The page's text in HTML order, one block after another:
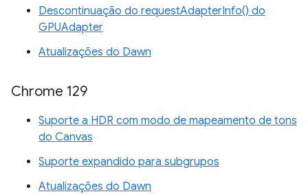
Descontinuação do requestAdapterInfo() do
GPUAdapter
Atualizações do Dawn
Chrome 129
Suporte a HDR com modo de mapeamento de tons
do Canvas
Suporte expandido para subgrupos
Atualizações do Dawn